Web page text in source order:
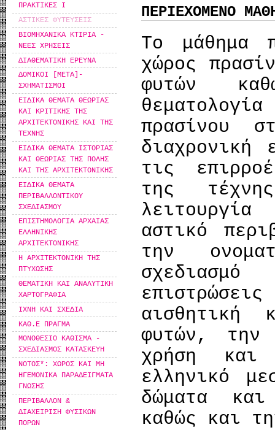
ΠΡΑΚΤΙΚΕΣ Ι
ΑΣΤΙΚΕΣ ΦΥΤΕΥΣΕΙΣ
ΒΙΟΜΗΧΑΝΙΚΑ ΚΤΙΡΙΑ -
ΝΕΕΣ ΧΡΗΣΕΙΣ
ΔΙΑΘΕΜΑΤΙΚΗ ΕΡΕΥΝΑ
ΔΟΜΙΚΟΙ [ΜΕΤΑ]-
ΣΧΗΜΑΤΙΣΜΟΙ
ΕΙΔΙΚΑ ΘΕΜΑΤΑ ΘΕΩΡΙΑΣ
ΚΑΙ ΚΡΙΤΙΚΗΣ ΤΗΣ
ΑΡΧΙΤΕΚΤΟΝΙΚΗΣ ΚΑΙ ΤΗΣ
ΤΕΧΝΗΣ
ΕΙΔΙΚΑ ΘΕΜΑΤΑ ΙΣΤΟΡΙΑΣ
ΚΑΙ ΘΕΩΡΙΑΣ ΤΗΣ ΠΟΛΗΣ
ΚΑΙ ΤΗΣ ΑΡΧΙΤΕΚΤΟΝΙΚΗΣ
ΕΙΔΙΚΑ ΘΕΜΑΤΑ
ΠΕΡΙΒΑΛΛΟΝΤΙΚΟΥ
ΣΧΕΔΙΑΣΜΟΥ
ΕΠΙΣΤΗΜΟΛΟΓΙΑ ΑΡΧΑΙΑΣ
ΕΛΛΗΝΙΚΗΣ
ΑΡΧΙΤΕΚΤΟΝΙΚΗΣ
Η ΑΡΧΙΤΕΚΤΟΝΙΚΗ ΤΗΣ
ΠΤΥΧΩΣΗΣ
ΘΕΜΑΤΙΚΗ ΚΑΙ ΑΝΑΛΥΤΙΚΗ
ΧΑΡΤΟΓΡΑΦΙΑ
ΙΧΝΗ ΚΑΙ ΣΧΕΔΙΑ
ΚΑΘ.Ε ΠΡΑΓΜΑ
ΜΟΝΟΘΕΣΙΟ ΚΑΘΙΣΜΑ -
ΣΧΕΔΙΑΣΜΟΣ ΚΑΤΑΣΚΕΥΗ
ΝΟΤΟΣ*: ΧΩΡΟΣ ΚΑΙ ΜΗ
ΗΓΕΜΟΝΙΚΑ ΠΑΡΑΔΕΙΓΜΑΤΑ
ΓΝΩΣΗΣ
ΠΕΡΙΒΑΛΛΟΝ &
ΔΙΑΧΕΙΡΙΣΗ ΦΥΣΙΚΩΝ
ΠΟΡΩΝ
ΠΕΡΙΕΧΟΜΕΝΟ
Το μάθημα
χώρος
φυτών
πρασίνου
διαχρονική
τις
της
αστικό
την
αισθητική
φυτών, την
χρήση και
ελληνικό
δώματα
καθώς και